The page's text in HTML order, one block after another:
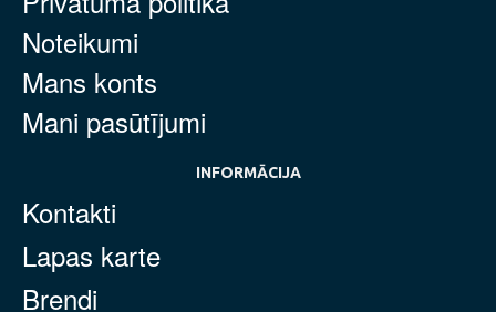
Noteikumi
Mans konts
Mani pasūtījumi
INFORMĀCIJA
Kontakti
Lapas karte
Brendi